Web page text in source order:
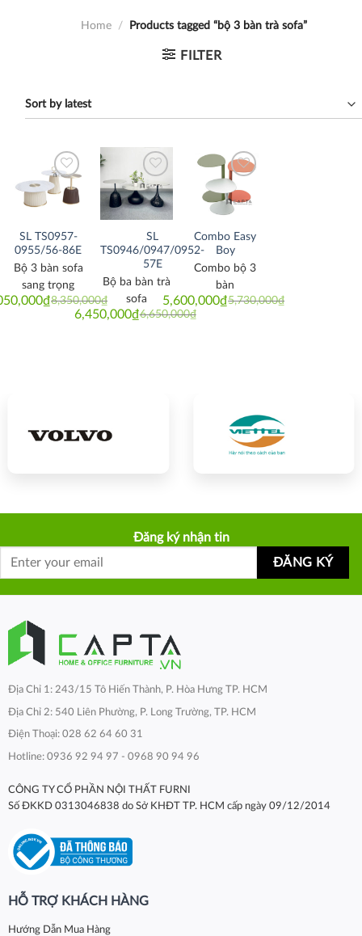
Home / Products tagged “bộ 3 bàn trà sofa”
FILTER
Thích
SL TS0957-
0955/56-86E
8,350,000₫
Original
₫Current
Bộ 3 bàn sofa
sang trọng
Thích
SL
TS0946/0947/0952-
57E
6,650,000₫
Original
6,450,000₫Current
Bộ ba bàn trà
sofa
Thích
Combo Easy
Boy
5,730,000₫
Original
5,600,000₫Current
Combo bộ 3
bàn
Đăng ký nhận tin
Địa Chỉ 1: 243/15 Tô Hiến Thành, P. Hòa Hưng TP. HCM
Địa Chỉ 2: 540 Liên Phường, P. Long Trường, TP. HCM
Điện Thoại: 028 62 64 60 31
Hotline: 0936 92 94 97 - 0968 90 94 96
CÔNG TY CỔ PHẦN NỘI THẤT FURNI
Số ĐKKD 0313046838 do Sở KHĐT TP. HCM cấp ngày 09/12/2014
HỖ TRỢ KHÁCH HÀNG
Hướng Dẫn Mua Hàng